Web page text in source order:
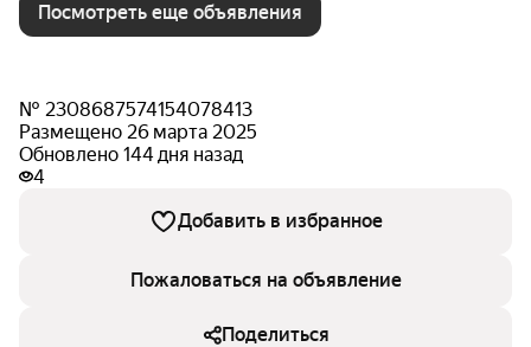
Посмотреть еще объявления
№ 2308687574154078413
Размещено 26 марта 2025
Обновлено 144 дня назад
4
Добавить в избранное
Пожаловаться на объявление
Поделиться